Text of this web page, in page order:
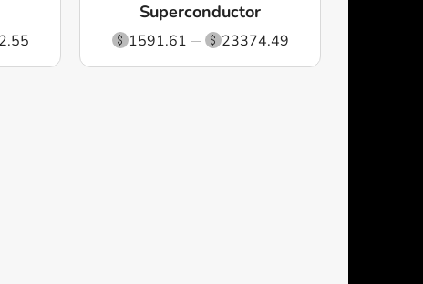
Superconductor
1591.61 23374.49